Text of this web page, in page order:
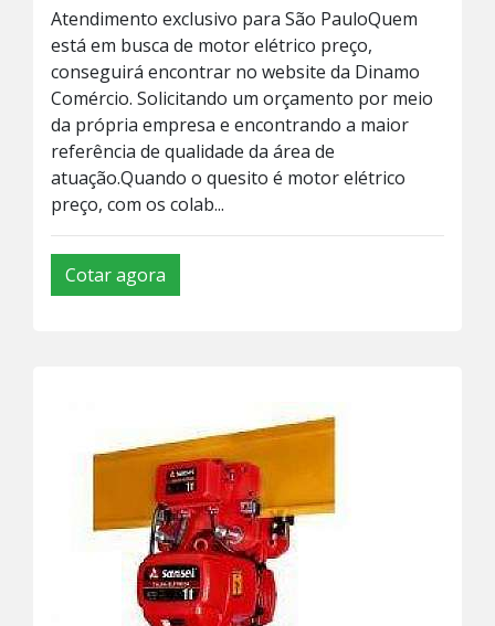
Atendimento exclusivo para São PauloQuem
está em busca de motor elétrico preço,
conseguirá encontrar no website da Dinamo
Comércio. Solicitando um orçamento por meio
da própria empresa e encontrando a maior
referência de qualidade da área de
atuação.Quando o quesito é motor elétrico
preço, com os colab...
Cotar agora